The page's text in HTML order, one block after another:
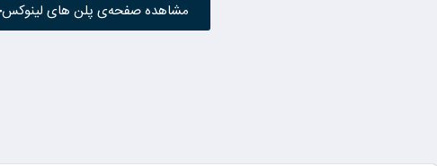
مشاهده صفحه‌ی پلن های لینوکس